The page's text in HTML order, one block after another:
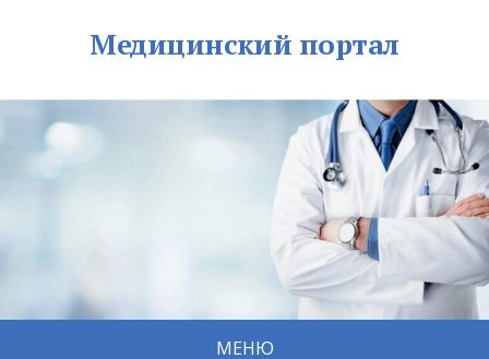
Медицинский портал
МЕНЮ